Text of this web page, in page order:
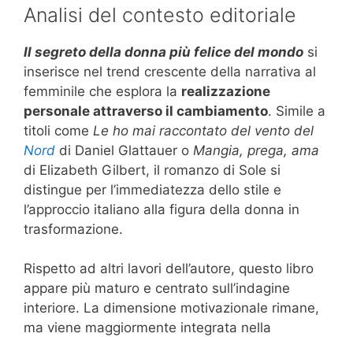
Analisi del contesto editoriale
Il segreto della donna più felice del mondo si
inserisce nel trend crescente della narrativa al
femminile che esplora la realizzazione
personale attraverso il cambiamento. Simile a
titoli come Le ho mai raccontato del vento del
Nord di Daniel Glattauer o Mangia, prega, ama
di Elizabeth Gilbert, il romanzo di Sole si
distingue per l’immediatezza dello stile e
l’approccio italiano alla figura della donna in
trasformazione.
Rispetto ad altri lavori dell’autore, questo libro
appare più maturo e centrato sull’indagine
interiore. La dimensione motivazionale rimane,
ma viene maggiormente integrata nella